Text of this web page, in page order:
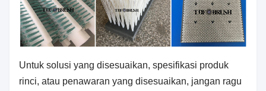
Untuk solusi yang disesuaikan, spesifikasi produk
rinci, atau penawaran yang disesuaikan, jangan ragu